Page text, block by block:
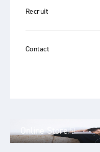
Recruit
Contact
Online Store